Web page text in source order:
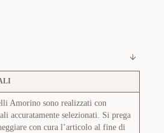
Amorino sono realizzati con
accuratamente selezionati. Si prega
con cura l’articolo al fine di